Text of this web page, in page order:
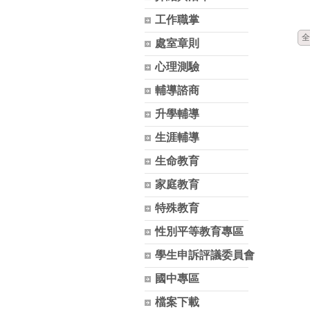
工作職掌
處室章則
心理測驗
輔導諮商
升學輔導
生涯輔導
生命教育
家庭教育
特殊教育
性別平等教育專區
學生申訴評議委員會
國中專區
檔案下載